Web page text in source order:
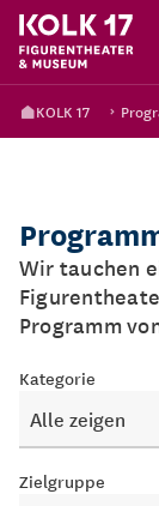
KOLK 17
Wir tauchen
Programm
Kategorie
Alle zeigen
Zielgruppe